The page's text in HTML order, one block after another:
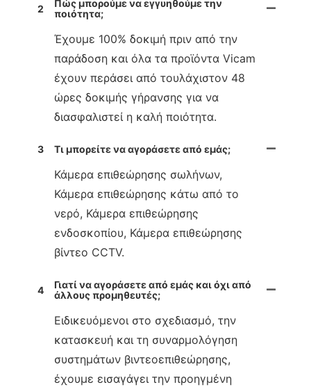
2
Πώς μπορούμε να εγγυηθούμε την
ποιότητα;
Έχουμε 100% δοκιμή πριν από την
παράδοση και όλα τα προϊόντα Vicam
έχουν περάσει από τουλάχιστον 48
ώρες δοκιμής γήρανσης για να
διασφαλιστεί η καλή ποιότητα.
3 Τι μπορείτε να αγοράσετε από εμάς;
Κάμερα επιθεώρησης σωλήνων,
Κάμερα επιθεώρησης κάτω από το
νερό, Κάμερα επιθεώρησης
ενδοσκοπίου, Κάμερα επιθεώρησης
βίντεο CCTV.
4
Γιατί να αγοράσετε από εμάς και όχι από
άλλους προμηθευτές;
Ειδικευόμενοι στο σχεδιασμό, την
κατασκευή και τη συναρμολόγηση
συστημάτων βιντεοεπιθεώρησης,
έχουμε εισαγάγει την προηγμένη